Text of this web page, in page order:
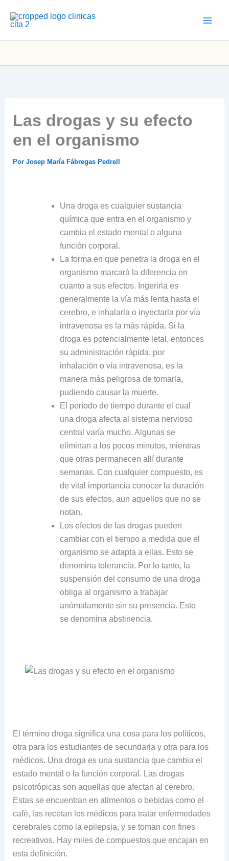
Las drogas y su efecto
en el organismo
Por Josep María Fábregas Pedrell
Una droga es cualquier sustancia
química que entra en el organismo y
cambia el estado mental o alguna
función corporal.
La forma en que penetra la droga en el
organismo marcará la diferencia en
cuanto a sus efectos. Ingerirla es
generalmente la vía más lenta hasta el
cerebro, e inhalarla o inyectarla por vía
intravenosa es la más rápida. Si la
droga es potencialmente letal, entonces
su administración rápida, por
inhalación o vía intravenosa, es la
manera más peligrosa de tomarla,
pudiendo causar la muerte.
El período de tiempo durante el cual
una droga afecta al sistema nervioso
central varía mucho. Algunas se
eliminan a los pocos minutos, mientras
que otras permanecen allí durante
semanas. Con cualquier compuesto, es
de vital importancia conocer la duración
de sus efectos, aun aquellos que no se
notan.
Los efectos de las drogas pueden
cambiar con el tiempo a medida que el
organismo se adapta a ellas. Esto se
denomina tolerancia. Por lo tanto, la
suspensión del consumo de una droga
obliga al organismo a trabajar
anómalamente sin su presencia. Esto
se denomina abstinencia.
El término droga significa una cosa para los políticos,
otra para los estudiantes de secundaria y otra para los
médicos. Una droga es una sustancia que cambia el
estado mental o la función corporal. Las drogas
psicotrópicas son aquellas que afectan al cerebro.
Estas se encuentran en alimentos o bebidas como el
café, las recetan los médicos para tratar enfermedades
cerebrales como la epilepsia, y se toman con fines
recreativos. Hay miles de compuestos que encajan en
esta definición.